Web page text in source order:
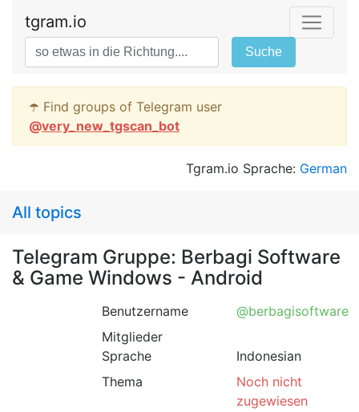
tgram.io
Suche
☂️ Find groups of Telegram user
@very_new_tgscan_bot
Tgram.io Sprache: German
All topics
Telegram Gruppe: Berbagi Software
& Game Windows - Android
Benutzername
@berbagisoftware
Mitglieder
Sprache
Indonesian
Thema
Noch nicht
zugewiesen